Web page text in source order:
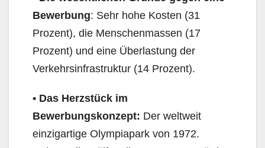
Bewerbung: Sehr hohe Kosten (31
Prozent), die Menschenmassen (17
Prozent) und eine Überlastung der
Verkehrsinfrastruktur (14 Prozent).
• Das Herzstück im
Bewerbungskonzept: Der weltweit
einzigartige Olympiapark von 1972.